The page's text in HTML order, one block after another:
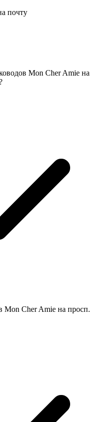
почту
Mon Cher Amie на
Mon Cher Amie на просп.